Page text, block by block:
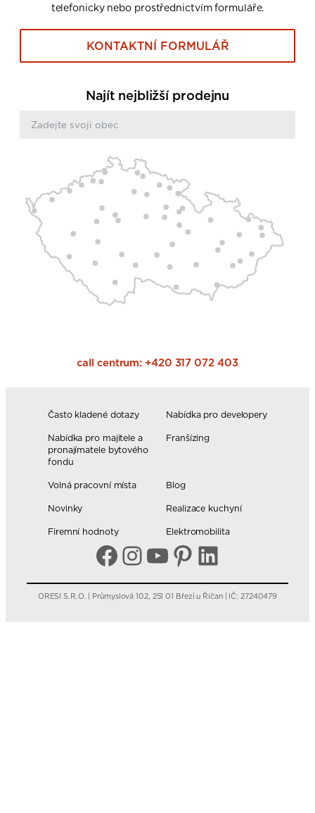
telefonicky nebo prostřednictvím formuláře.
KONTAKTNÍ FORMULÁŘ
Najít nejbližší prodejnu
call centrum: +420 317 072 403
Často kladené dotazy
Nabídka pro developery
Nabídka pro majitele a
pronajímatele bytového
fondu
Franšízing
Volná pracovní místa
Blog
Novinky
Realizace kuchyní
Firemní hodnoty
Elektromobilita
Facebook
Instagram
YouTube
Pinterest
LinkedIn
ORESI S.R.O. | Průmyslová 102, 251 01 Březí u Říčan | IČ: 27240479